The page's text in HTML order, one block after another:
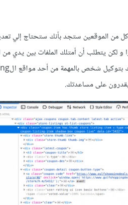
و لكن يتطلب أن أمتلك الملفات بين يدي
على مساعدتك.